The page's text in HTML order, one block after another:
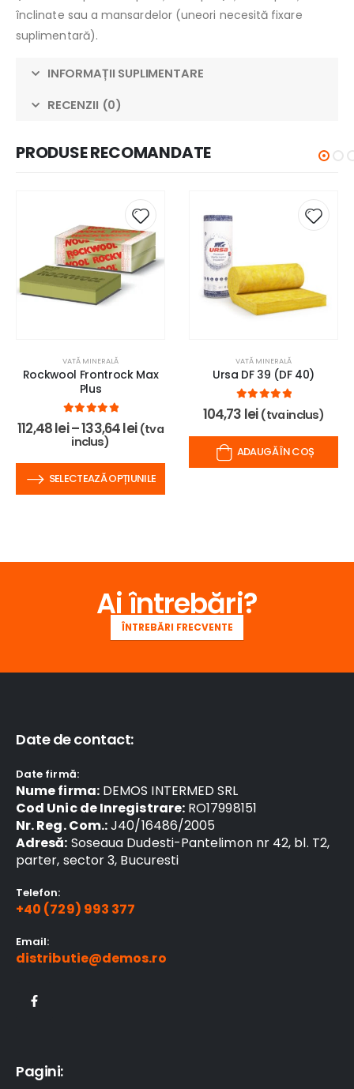
înclinate sau a mansardelor (uneori necesită fixare
suplimentară).
INFORMAȚII SUPLIMENTARE
RECENZII (0)
PRODUSE RECOMANDATE
VATĂ MINERALĂ
Rockwool Frontrock Max
Plus
0 out of 5
112,48lei–133,64lei (tva
inclus)
SELECTEAZĂ OPȚIUNILE
VATĂ MINERALĂ
Ursa DF 39 (DF 40)
0 out of 5
104,73 lei (tva inclus)
ADAUGĂ ÎN COȘ
Ai întrebări?
ÎNTREBĂRI FRECVENTE
Date de contact:
Date firmă:
Nume firma:DEMOS INTERMED SRL
Cod Unic de Inregistrare: RO17998151
Nr. Reg. Com.:J40/16486/2005
Adresă: Soseaua Dudesti-Pantelimon nr 42, bl. T2,
parter, sector 3, Bucuresti
Telefon:
+40 (729) 993 377
Email:
distributie@demos.ro
Pagini: